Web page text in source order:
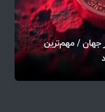
جهان / مهم‌ترین
/ بیت‌کوین سبز شد
قیمت تتر، بیت‌کوین و اتریوم امروز دوشنبه ۵ مرداد
از دست بدهد، همه‌چیز
رقابت پنهان دولت‌ها بر سر بیت‌کوین/ ۱۰ کشور برتر
وارد فاز تازه شد
شکایت میلیاردی روی
اجباری میلیاردها